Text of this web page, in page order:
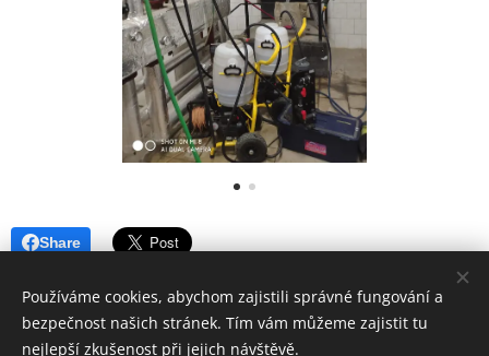
Share
Používáme cookies, abychom zajistili správné fungování a
bezpečnost našich stránek. Tím vám můžeme zajistit tu
nejlepší zkušenost při jejich návštěvě.